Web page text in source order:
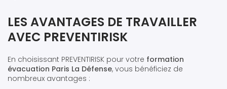
LES AVANTAGES DE TRAVAILLER
AVEC PREVENTIRISK
En choisissant PREVENTIRISK pour votre formation
évacuation Paris La Défense, vous bénéficiez de
nombreux avantages :